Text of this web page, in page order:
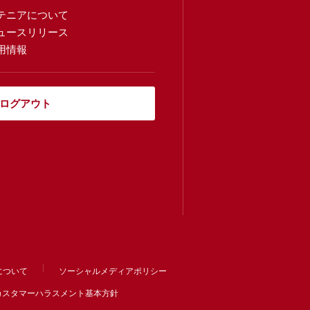
ニアについて
ースリリース
情報
ログアウト
ついて ソーシャルメディアポリシー
スタマーハラスメント基本方針